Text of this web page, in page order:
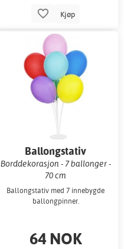
Kjøp
Ballongstativ
Borddekorasjon - 7 ballonger -
70 cm
Ballongstativ med 7 innebygde
ballongpinner.
64 NOK